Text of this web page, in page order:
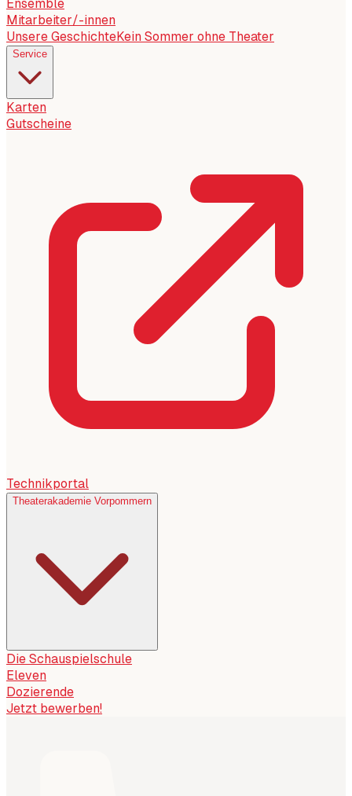
Ensemble
Mitarbeiter/-innen
Unsere GeschichteKein Sommer ohne Theater
Service
Karten
Gutscheine
Technikportal
Theaterakademie Vorpommern
Die Schauspielschule
Eleven
Dozierende
Jetzt bewerben!